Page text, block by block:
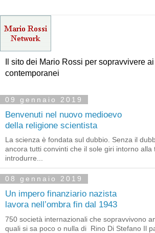
Il sito dei Mario Rossi per sopravvivere
contemporanei
09 gennaio 2019
Benvenuti nel nuovo medioevo
della religione scientista
La scienza è fondata sul dubbio. Senza il
ancora tutti convinti che il sole giri intorno alla
introdurre...
08 gennaio 2019
Un impero finanziario nazista
lavora nell’ombra fin dal 1943
750 società internazionali che sopravvivono
quali si sa poco o nulla di Rino Di Stefano Il